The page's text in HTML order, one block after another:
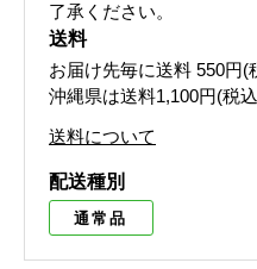
了承ください。
送料
お届け先毎に送料 550円(
沖縄県は送料1,100円(税
送料について
配送種別
通常品